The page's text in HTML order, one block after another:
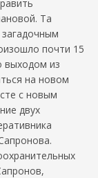
Та
почти 15
выходом из
на новом
с новым
двух